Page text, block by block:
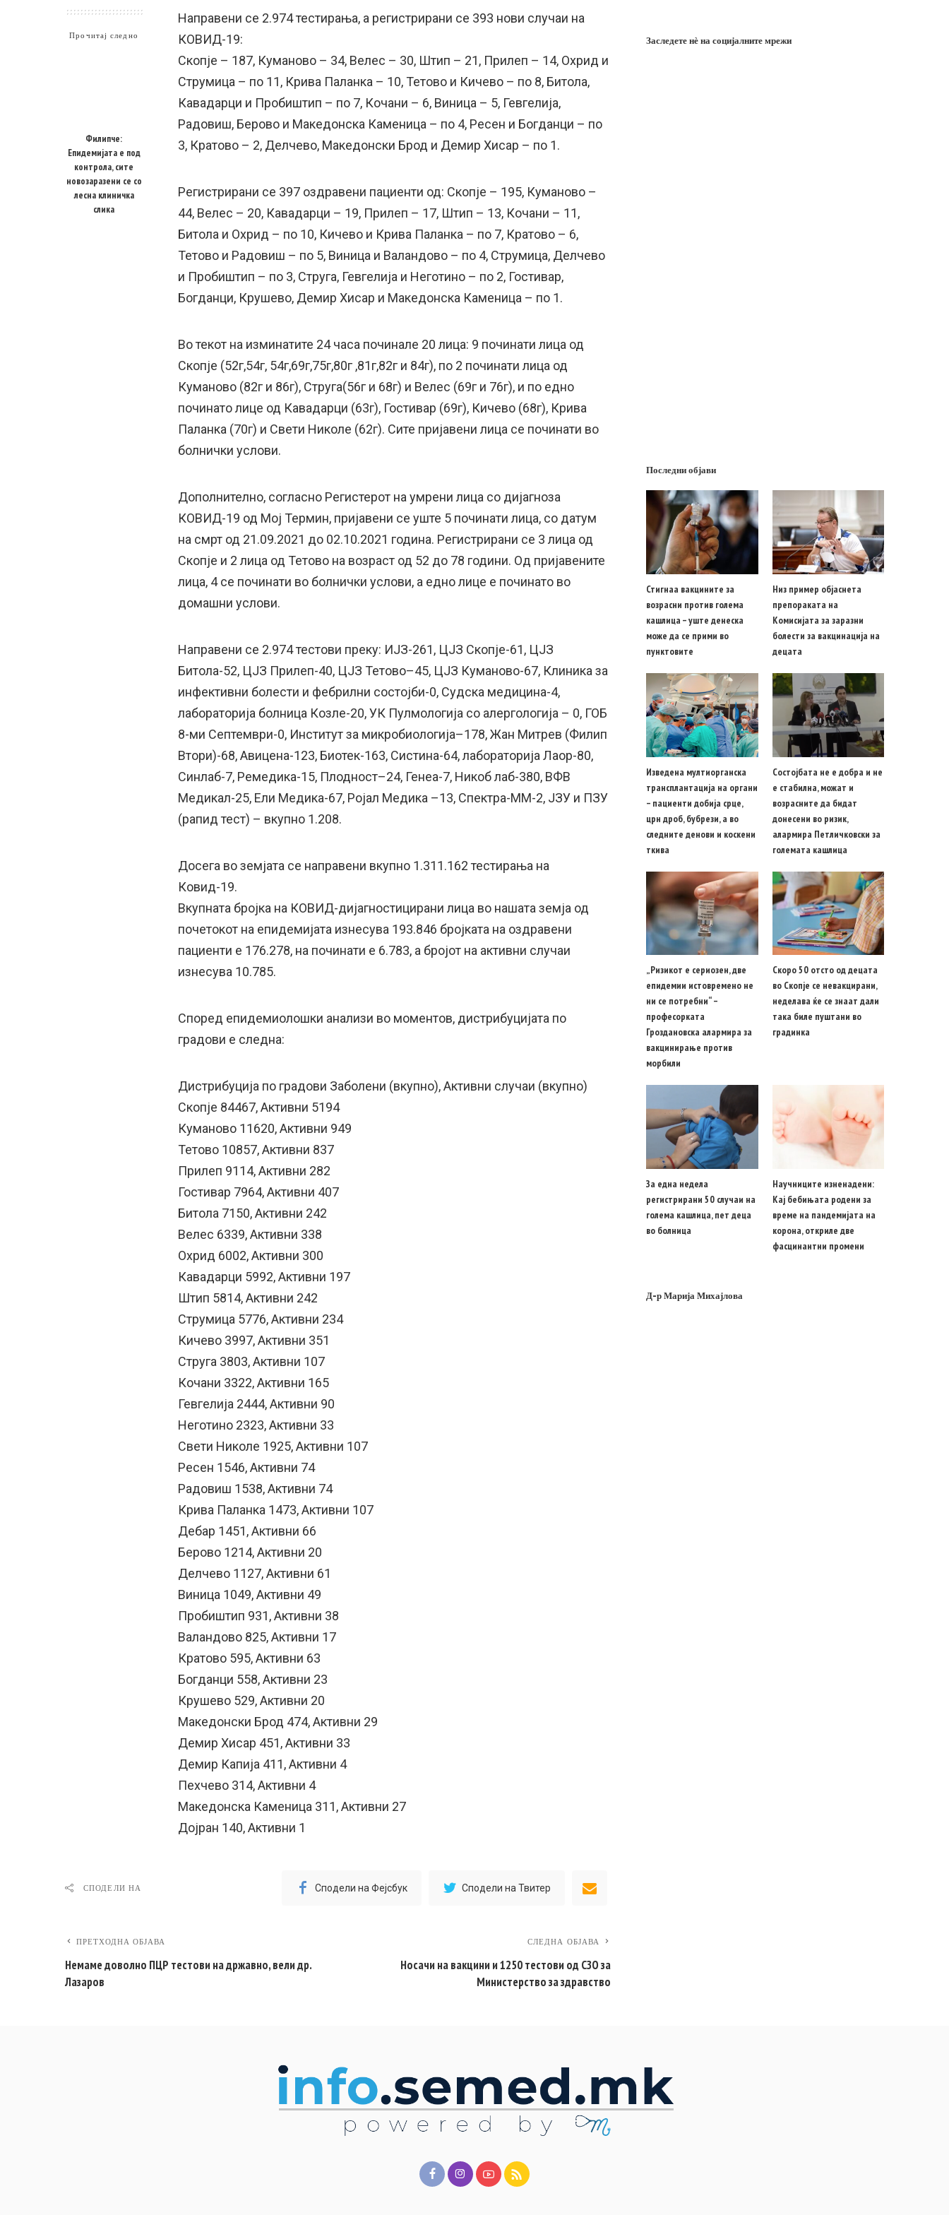
Прочитај следно
Филипче:
Епидемијата е под
контрола, сите
новозаразени се со
лесна клиничка
слика
Направени се 2.974 тестирања, а регистрирани се 393 нови случаи на
КОВИД-19:
Скопје – 187, Куманово – 34, Велес – 30, Штип – 21, Прилеп – 14, Охрид и
Струмица – по 11, Крива Паланка – 10, Тетово и Кичево – по 8, Битола,
Кавадарци и Пробиштип – по 7, Кочани – 6, Виница – 5, Гевгелија,
Радовиш, Берово и Македонска Каменица – по 4, Ресен и Богданци – по
3, Кратово – 2, Делчево, Македонски Брод и Демир Хисар – по 1.
Регистрирани сe 397 оздравени пациенти од: Скопје – 195, Куманово –
44, Велес – 20, Кавадарци – 19, Прилеп – 17, Штип – 13, Кочани – 11,
Битола и Охрид – по 10, Кичево и Крива Паланка – по 7, Кратово – 6,
Тетово и Радовиш – по 5, Виница и Валандово – по 4, Струмица, Делчево
и Пробиштип – по 3, Струга, Гевгелија и Неготино – по 2, Гостивар,
Богданци, Крушево, Демир Хисар и Македонска Каменица – по 1.
Во текот на изминатите 24 часа починале 20 лица: 9 починати лица од
Скопје (52г,54г, 54г,69г,75г,80г ,81г,82г и 84г), по 2 починати лица од
Куманово (82г и 86г), Струга(56г и 68г) и Велес (69г и 76г), и по едно
починато лице од Кавадарци (63г), Гостивар (69г), Кичево (68г), Крива
Паланка (70г) и Свети Николе (62г). Сите пријавени лица се починати во
болнички услови.
Дополнително, согласно Регистерот на умрени лица со дијагноза
КОВИД-19 од Мој Термин, пријавени се уште 5 починати лица, со датум
на смрт од 21.09.2021 до 02.10.2021 година. Регистрирани се 3 лица од
Скопје и 2 лица од Тетово на возраст од 52 до 78 години. Од пријавените
лица, 4 се починати во болнички услови, а едно лице е починато во
домашни услови.
Направени се 2.974 тестови преку: ИЈЗ-261, ЦЈЗ Скопје-61, ЦЈЗ
Битола-52, ЦЈЗ Прилеп-40, ЦЈЗ Тетово–45, ЦЈЗ Куманово-67, Клиника за
инфективни болести и фебрилни состојби-0, Судска медицина-4,
лабораторија болница Козле-20, УК Пулмологија со алергологија – 0, ГОБ
8-ми Септември-0, Институт за микробиологија–178, Жан Митрев (Филип
Втори)-68, Авицена-123, Биотек-163, Систина-64, лабораторија Лаор-80,
Синлаб-7, Ремедика-15, Плодност–24, Генеа-7, Никоб лаб-380, ВФВ
Медикал-25, Ели Медика-67, Ројал Медика –13, Спектра-ММ-2, ЈЗУ и ПЗУ
(рапид тест) – вкупно 1.208.
Досега во земјата се направени вкупно 1.311.162 тестирања на
Ковид-19.
Вкупната бројка на КОВИД-дијагностицирани лица во нашата земја од
почетокот на епидемијата изнесува 193.846 бројката на оздравени
пациенти е 176.278, на починати е 6.783, а бројот на активни случаи
изнесува 10.785.
Според епидемиолошки анализи во моментов, дистрибуцијата по
градови е следна:
Дистрибуција по градови Заболени (вкупно), Активни случаи (вкупно)
Скопје 84467, Активни 5194
Куманово 11620, Активни 949
Тетово 10857, Активни 837
Прилеп 9114, Активни 282
Гостивар 7964, Активни 407
Битола 7150, Активни 242
Велес 6339, Активни 338
Охрид 6002, Активни 300
Кавадарци 5992, Активни 197
Штип 5814, Активни 242
Струмица 5776, Активни 234
Кичево 3997, Активни 351
Струга 3803, Активни 107
Кочани 3322, Активни 165
Гевгелија 2444, Активни 90
Неготино 2323, Активни 33
Свети Николе 1925, Активни 107
Ресен 1546, Активни 74
Радовиш 1538, Активни 74
Крива Паланка 1473, Активни 107
Дебар 1451, Активни 66
Берово 1214, Активни 20
Делчево 1127, Активни 61
Виница 1049, Активни 49
Пробиштип 931, Активни 38
Валандово 825, Активни 17
Кратово 595, Активни 63
Богданци 558, Активни 23
Крушево 529, Активни 20
Македонски Брод 474, Активни 29
Демир Хисар 451, Активни 33
Демир Капија 411, Активни 4
Пехчево 314, Активни 4
Македонска Каменица 311, Активни 27
Дојран 140, Активни 1
СПОДЕЛИ НА Сподели на Фејсбук Сподели на Твитер
ПРЕТХОДНА ОБЈАВА
Немаме доволно ПЦР тестови на државно, вели др.
Лазаров
СЛЕДНА ОБЈАВА
Носачи на вакцини и 1250 тестови од СЗО за
Министерство за здравство
Заследете нѐ на социјалните мрежи
Последни објави
Стигнаа вакцините за
возрасни против голема
кашлица – уште денеска
може да се прими во
пунктовите
Низ пример објаснета
препораката на
Комисијата за заразни
болести за вакцинација на
децата
Изведена мултиорганска
трансплантација на органи
– пациенти добија срце,
црн дроб, бубрези, а во
следните денови и коскени
ткива
Состојбата не е добра и не
е стабилна, можат и
возрасните да бидат
донесени во ризик,
алармира Петличковски за
големата кашлица
„Ризикот е сериозен, две
епидемии истовремено не
ни се потребни“ –
професорката
Гроздановска алармира за
вакцинирање против
морбили
Скоро 50 отсто од децата
во Скопје се невакцирани,
неделава ќе се знаат дали
така биле пуштани во
градинка
За една недела
регистрирани 50 случаи на
голема кашлица, пет деца
во болница
Научниците изненадени:
Кај бебињата родени за
време на пандемијата на
корона, откриле две
фасцинантни промени
Д-р Марија Михајлова